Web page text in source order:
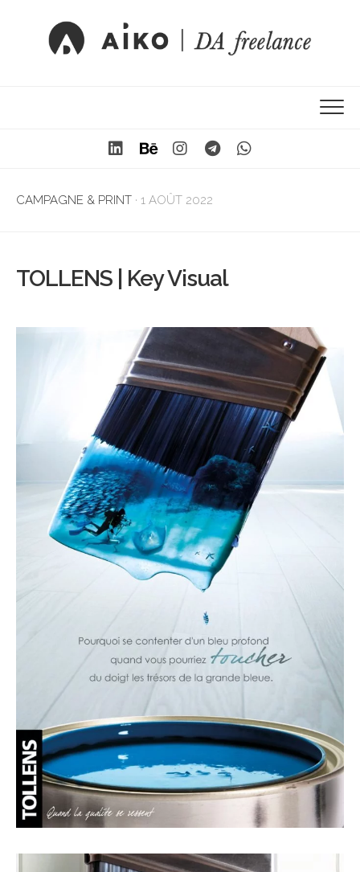
CAMPAGNE & PRINT · 1 AOÛT 2022
TOLLENS | Key Visual